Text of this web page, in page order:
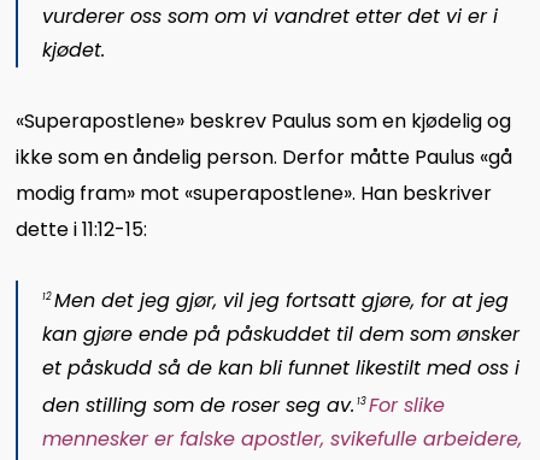
vurderer oss som om vi vandret etter det vi er i
kjødet.
«Superapostlene» beskrev Paulus som en kjødelig og
ikke som en åndelig person. Derfor måtte Paulus «gå
modig fram» mot «superapostlene». Han beskriver
dette i 11:12-15:
12 Men det jeg gjør, vil jeg fortsatt gjøre, for at jeg
kan gjøre ende på påskuddet til dem som ønsker
et påskudd så de kan bli funnet likestilt med oss i
den stilling som de roser seg av. 13 For slike
mennesker er falske apostler, svikefulle arbeidere,